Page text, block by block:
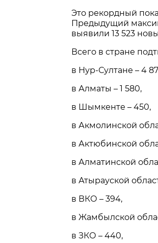
Это рекордный
Предыдущий
выявили 13 523
Всего в стране
в Нур-Султане – 4
в Алматы – 1 580,
в Шымкенте – 450,
в Акмолинской
в Актюбинской
в Алматинской
в Атырауской
в ВКО – 394,
в Жамбылской
в ЗКО – 440,